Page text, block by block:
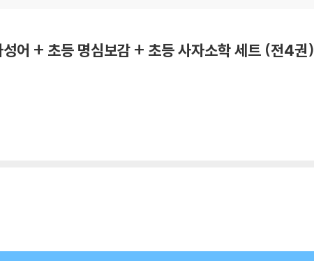
어 + 초등 명심보감 + 초등 사자소학 세트 (전4권)